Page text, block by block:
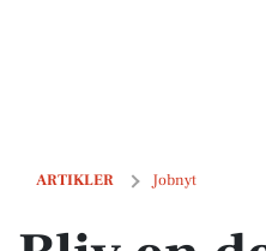
ARTIKLER Jobnyt
Bliv en del af